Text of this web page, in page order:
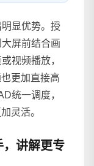
显优势。授
屏前结合画
视频播放，
更加直接高
统一调度，
灵活。
，讲解更专